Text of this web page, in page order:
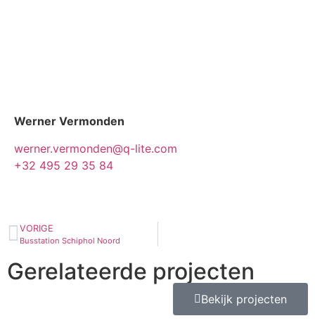
Werner Vermonden
werner.vermonden@q-lite.com
+32 495 29 35 84
VORIGE
Busstation Schiphol Noord
Gerelateerde projecten
Bekijk projecten